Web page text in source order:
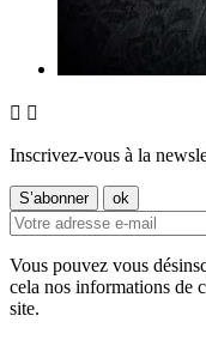
 
Inscrivez-vous à la
Vous pouvez vous
cela nos informations de
site.